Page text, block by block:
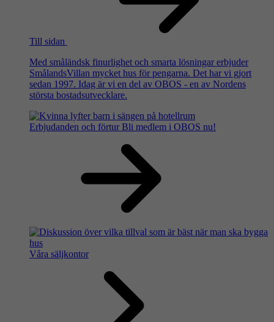
Till sidan
Med småländsk finurlighet och smarta lösningar erbjuder
SmålandsVillan mycket hus för pengarna. Det har vi gjort
sedan 1997. Idag är vi en del av OBOS - en av Nordens
största bostadsutvecklare.
Erbjudanden och förtur Bli medlem i OBOS nu!
Våra säljkontor